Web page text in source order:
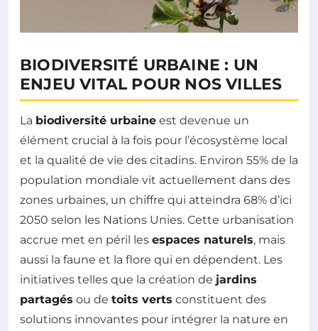
BIODIVERSITÉ URBAINE : UN
ENJEU VITAL POUR NOS VILLES
La biodiversité urbaine est devenue un
élément crucial à la fois pour l’écosystème local
et la qualité de vie des citadins. Environ 55% de la
population mondiale vit actuellement dans des
zones urbaines, un chiffre qui atteindra 68% d’ici
2050 selon les Nations Unies. Cette urbanisation
accrue met en péril les espaces naturels, mais
aussi la faune et la flore qui en dépendent. Les
initiatives telles que la création de jardins
partagés ou de toits verts constituent des
solutions innovantes pour intégrer la nature en